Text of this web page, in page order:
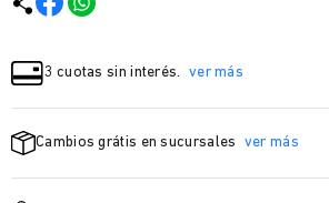
3 cuotas sin interés. ver más
Cambios grátis en sucursales ver más